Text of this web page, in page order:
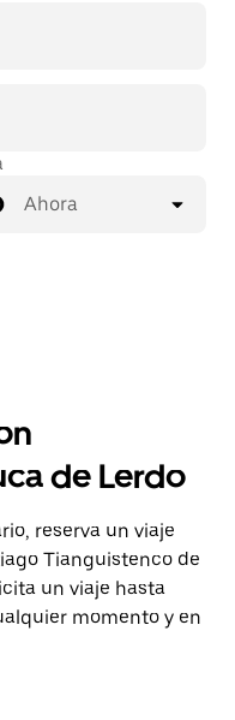
Ahora
de Lerdo
reserva un viaje
Tianguistenco de
un viaje hasta
momento y en